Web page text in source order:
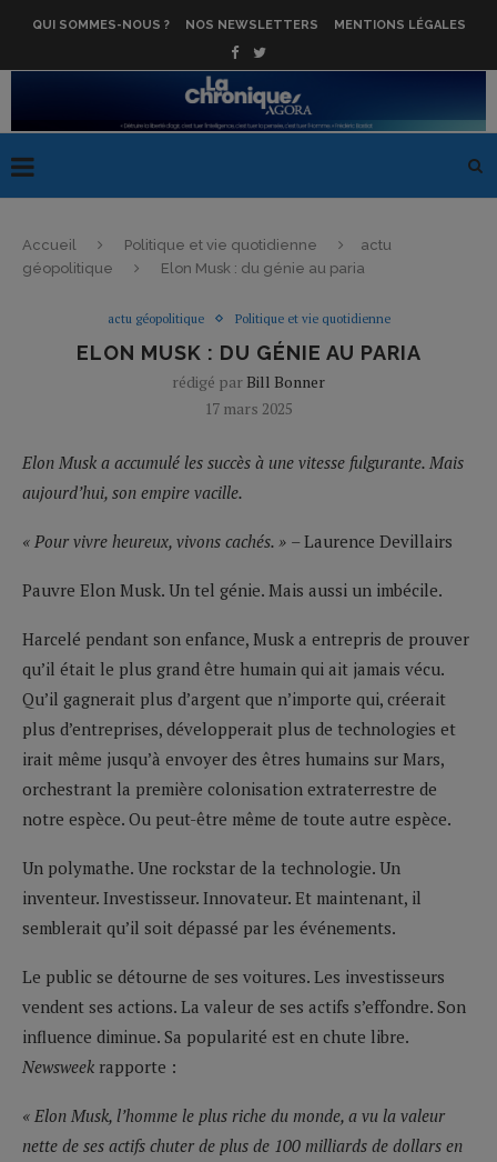
QUI SOMMES-NOUS ? NOS NEWSLETTERS MENTIONS LÉGALES
Accueil Politique et vie quotidienne
actu
géopolitique
Elon Musk : du génie au paria
actu géopolitique Politique et vie quotidienne
ELON MUSK : DU GÉNIE AU PARIA
rédigé par Bill Bonner
17 mars 2025
Elon Musk a accumulé les succès à une vitesse fulgurante. Mais
aujourd’hui, son empire vacille.
« Pour vivre heureux, vivons cachés. » – Laurence Devillairs
Pauvre Elon Musk. Un tel génie. Mais aussi un imbécile.
Harcelé pendant son enfance, Musk a entrepris de prouver
qu’il était le plus grand être humain qui ait jamais vécu.
Qu’il gagnerait plus d’argent que n’importe qui, créerait
plus d’entreprises, développerait plus de technologies et
irait même jusqu’à envoyer des êtres humains sur Mars,
orchestrant la première colonisation extraterrestre de
notre espèce. Ou peut-être même de toute autre espèce.
Un polymathe. Une rockstar de la technologie. Un
inventeur. Investisseur. Innovateur. Et maintenant, il
semblerait qu’il soit dépassé par les événements.
Le public se détourne de ses voitures. Les investisseurs
vendent ses actions. La valeur de ses actifs s’effondre. Son
influence diminue. Sa popularité est en chute libre.
Newsweek rapporte :
« Elon Musk, l’homme le plus riche du monde, a vu la valeur
nette de ses actifs chuter de plus de 100 milliards de dollars en